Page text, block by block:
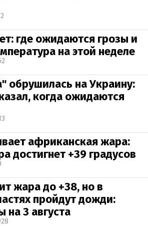
где ожидаются грозы и
на этой неделе
обрушилась на Украину:
когда ожидаются
африканская жара:
достигнет +39 градусов
жара до +38, но в
пройдут дожди:
на 3 августа